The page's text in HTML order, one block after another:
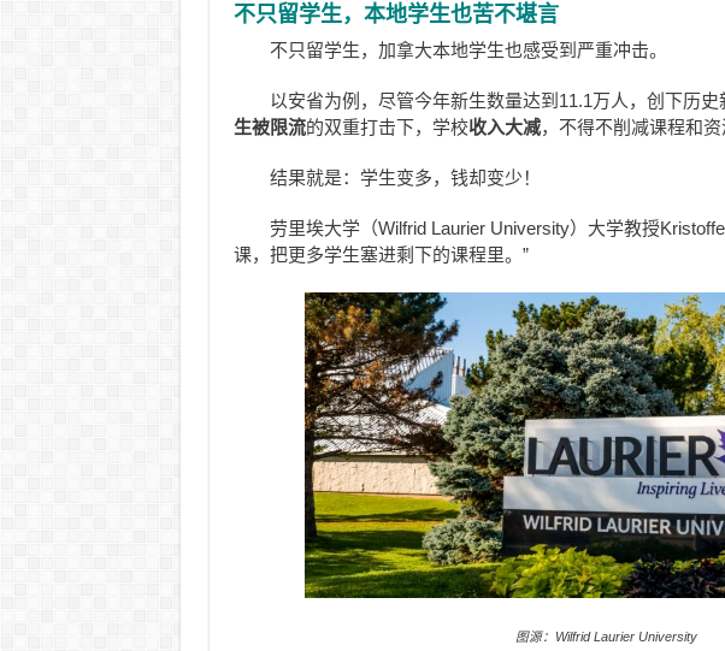
不只留学生，本地学生也苦不堪言
不只留学生，加拿大本地学生也感受到严重冲击。
以安省为例，尽管今年新生数量达到11.1万人，创下历史
生被限流的双重打击下，学校收入大减，不得不削减课程和资
结果就是：学生变多，钱却变少！
劳里埃大学（Wilfrid Laurier University）大学教授
课，把更多学生塞进剩下的课程里。”
图源：Wilfrid Laurier University